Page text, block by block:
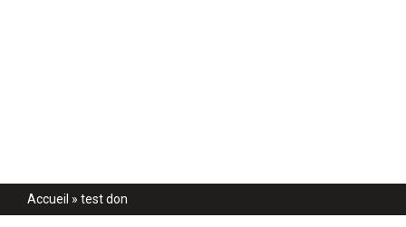
Accueil » test don